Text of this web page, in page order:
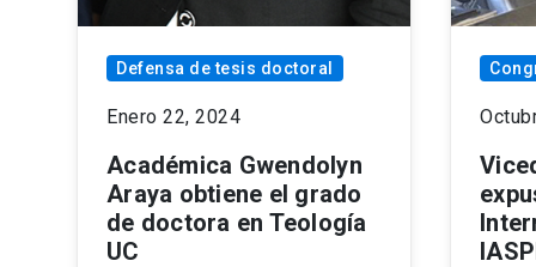
Defensa de tesis doctoral
Enero 22, 2024
Académica Gwendolyn
Araya obtiene el grado
de doctora en Teología
UC